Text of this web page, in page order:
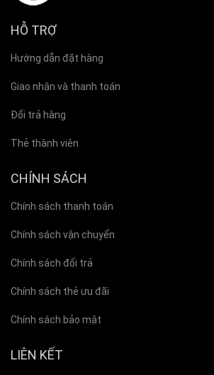
HỖ TRỢ
Hướng dẫn đặt hàng
Giao nhận và thanh toán
Đổi trả hàng
Thẻ thành viên
CHÍNH SÁCH
Chính sách thanh toán
Chính sách vận chuyển
Chính sách đổi trả
Chính sách thẻ ưu đãi
Chính sách bảo mật
LIÊN KẾT